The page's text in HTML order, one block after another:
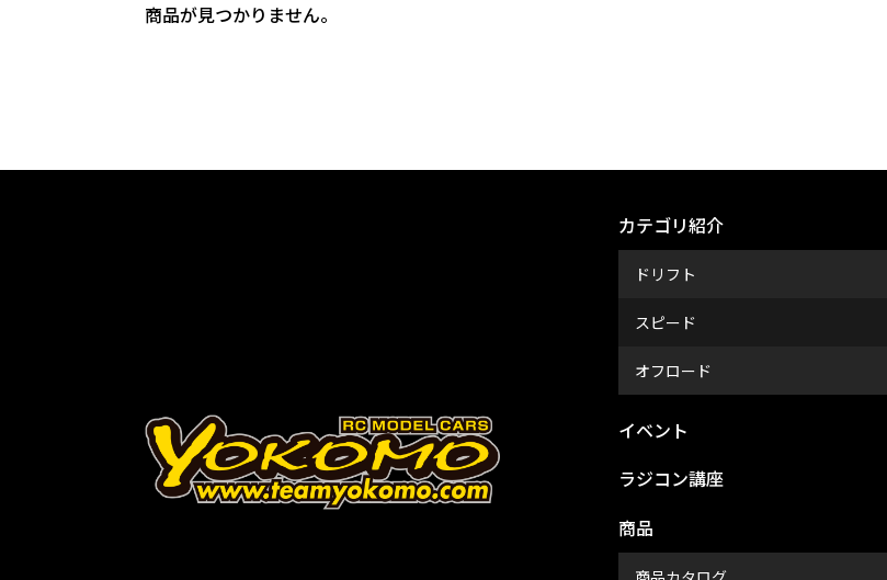
商品が見つかりません。
カテゴリ紹介
ドリフト
スピード
オフロード
イベント
ラジコン講座
商品